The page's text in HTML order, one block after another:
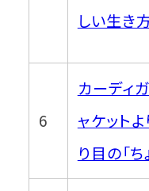
しい生き
6
カーディ
ャケット
り目の「